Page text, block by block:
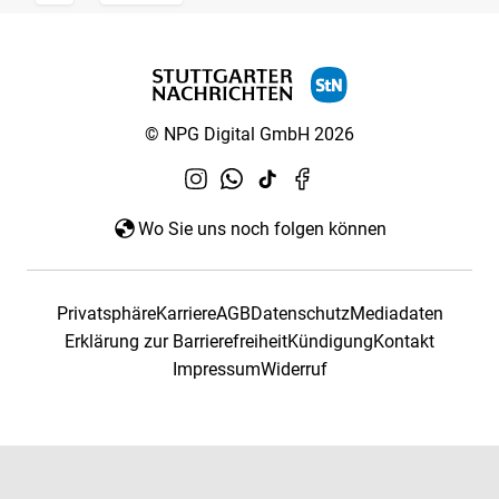
© NPG Digital GmbH 2026
Wo Sie uns noch folgen können
PrivatsphäreKarriereAGBDatenschutzMediadaten
Erklärung zur BarrierefreiheitKündigungKontakt
ImpressumWiderruf